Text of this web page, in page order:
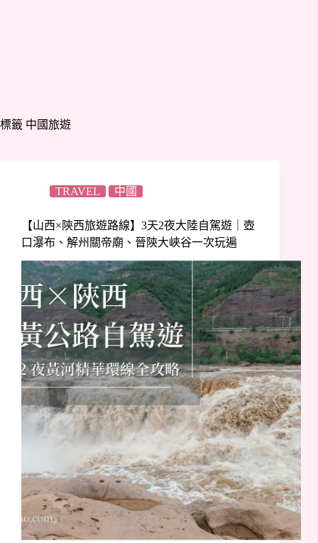
標籤 中國旅遊
TRAVEL 中國
【山西×陝西旅遊路線】3天2夜大陸自駕遊｜壺
口瀑布、解州關帝廟、晉陝大峽谷一次玩遍